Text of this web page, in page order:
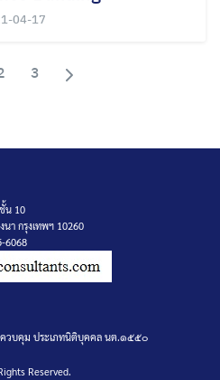
04-17
3
10
า กรุงเทพฯ 10260
6068
วบคุม ประเภทนิติบุคคล นต.๑๕๕๐
Reserved.